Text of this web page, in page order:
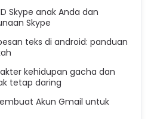
Skype anak Anda dan
Skype
teks di android: panduan
kehidupan gacha dan
tetap daring
Akun Gmail untuk